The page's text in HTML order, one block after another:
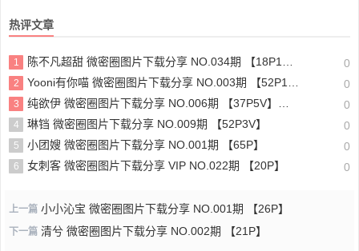
热评文章
1 陈不凡超甜 微密圈图片下载分享 NO.034期 【18P1V】最新至：2024.1.25 0
2 Yooni有你喵 微密圈图片下载分享 NO.003期 【52P1V】 0
3 纯欲伊 微密圈图片下载分享 NO.006期 【37P5V】最新至：2024.1.25 0
4 琳铛 微密圈图片下载分享 NO.009期 【52P3V】 0
5 小团嫂 微密圈图片下载分享 NO.001期 【65P】 0
6 女刺客 微密圈图片下载分享 VIP NO.022期 【20P】 0
上一篇 小小沁宝 微密圈图片下载分享 NO.001期 【26P】
下一篇 清兮 微密圈图片下载分享 NO.002期 【21P】